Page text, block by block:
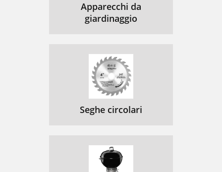
Apparecchi da
giardinaggio
Seghe circolari